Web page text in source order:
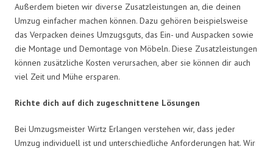
Außerdem bieten wir diverse Zusatzleistungen an, die deinen
Umzug einfacher machen können. Dazu gehören beispielsweise
das Verpacken deines Umzugsguts, das Ein- und Auspacken sowie
die Montage und Demontage von Möbeln. Diese Zusatzleistungen
können zusätzliche Kosten verursachen, aber sie können dir auch
viel Zeit und Mühe ersparen.
Richte dich auf dich zugeschnittene Lösungen
Bei Umzugsmeister Wirtz Erlangen verstehen wir, dass jeder
Umzug individuell ist und unterschiedliche Anforderungen hat. Wir